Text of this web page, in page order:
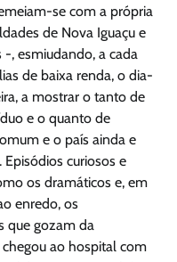
se com a própria
de Nova Iguaçu e
-, esmiudando, a cada
de baixa renda, o dia-
a mostrar o tanto de
e o quanto de
e o país ainda e
curiosos e
os dramáticos e, em
enredo, os
que gozam da
ao hospital com